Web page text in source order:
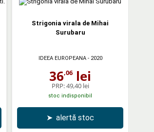
Strigonia virala de Mihai
Surubaru
IDEEA EUROPEANA- 2020
36,06 lei
PRP:49,40 lei
stoc indisponibil
➤ alertă stoc